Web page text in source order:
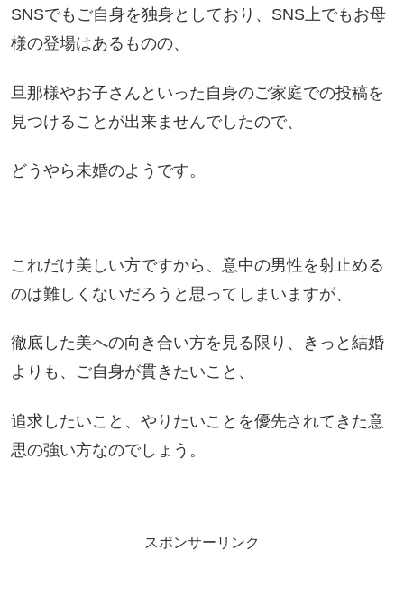
SNSでもご自身を独身としており、SNS上でもお母
様の登場はあるものの、
旦那様やお子さんといった自身のご家庭での投稿を
見つけることが出来ませんでしたので、
どうやら未婚のようです。
これだけ美しい方ですから、意中の男性を射止める
のは難しくないだろうと思ってしまいますが、
徹底した美への向き合い方を見る限り、きっと結婚
よりも、ご自身が貫きたいこと、
追求したいこと、やりたいことを優先されてきた意
思の強い方なのでしょう。
スポンサーリンク